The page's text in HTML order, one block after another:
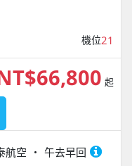
機位21
航空 午去早回
起